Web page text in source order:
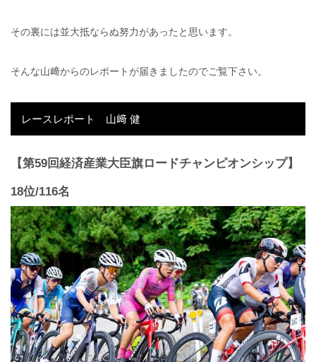
その裏には並大抵ならぬ努力があったと思います。
そんな山﨑からのレポートが届きましたのでご覧下さい。
レースレポート 山﨑 健
【第59回経済産業大臣旗ロードチャンピオンシップ】
18位/116名